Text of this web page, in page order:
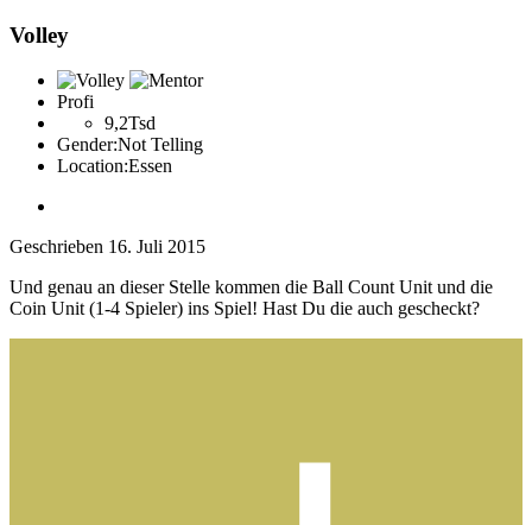
Volley
Profi
9,2Tsd
Gender:Not Telling
Location:Essen
Geschrieben 16. Juli 2015
Und genau an dieser Stelle kommen die Ball Count Unit und die
Coin Unit (1-4 Spieler) ins Spiel! Hast Du die auch gescheckt?